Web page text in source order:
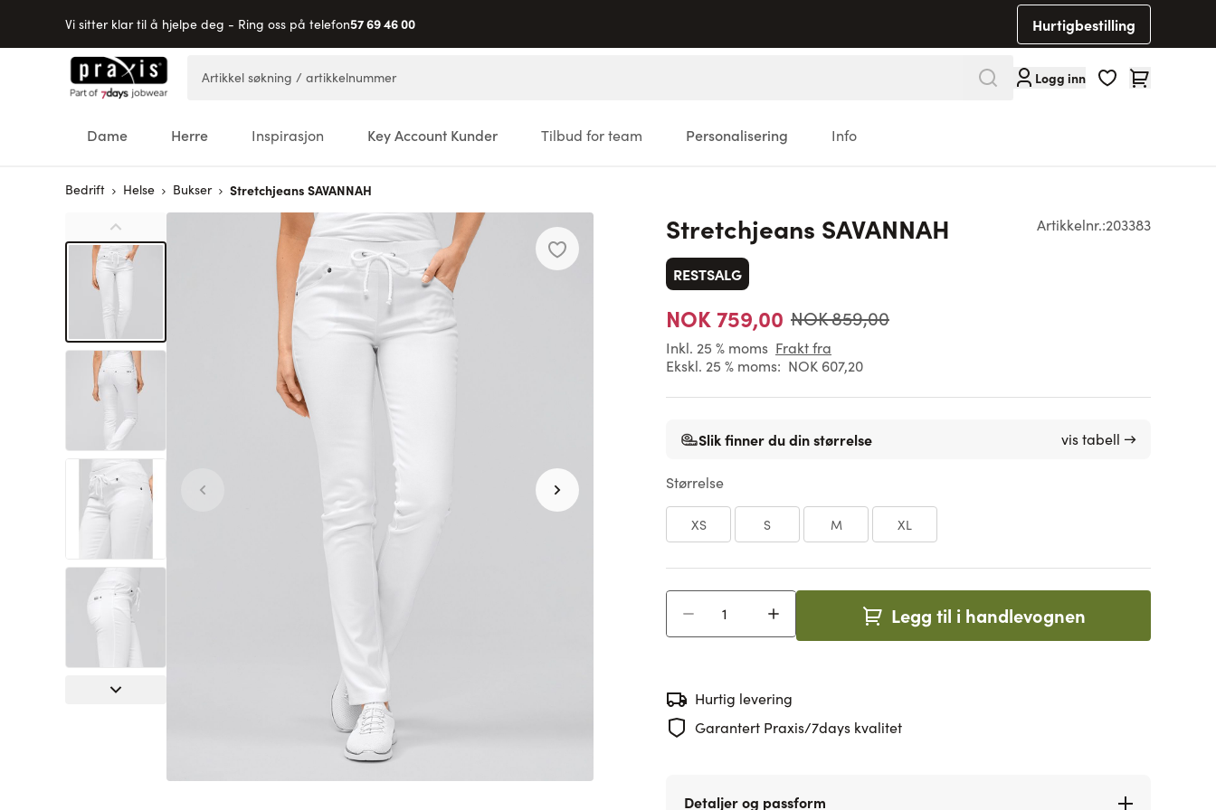
Vi sitter klar til å hjelpe deg - Ring oss på telefon57 69 46 00 Hurtigbestilling
Hopp til innhold
Logg inn Cart
Dame Herre Inspirasjon Key Account Kunder Tilbud for team Personalisering Info
Bedrift Helse Bukser Stretchjeans SAVANNAH
Artikkelnr.:203383
Stretchjeans SAVANNAH
RESTSALG
NOK 759,00 NOK 859,00
Inkl. 25 % moms Frakt fra
Ekskl. 25 % moms: NOK 607,20
Slik finner du din størrelse vis tabell →
Størrelse
XS S M XL
Legg til i handlevognen
Hurtig levering
Garantert Praxis/7days kvalitet
Detaljer og passform